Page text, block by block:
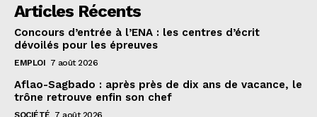
Articles Récents
Concours d’entrée à l’ENA : les centres d’écrit
dévoilés pour les épreuves
EMPLOI 7 août 2026
Aflao-Sagbado : après près de dix ans de vacance, le
trône retrouve enfin son chef
SOCIÉTÉ 7 août 2026